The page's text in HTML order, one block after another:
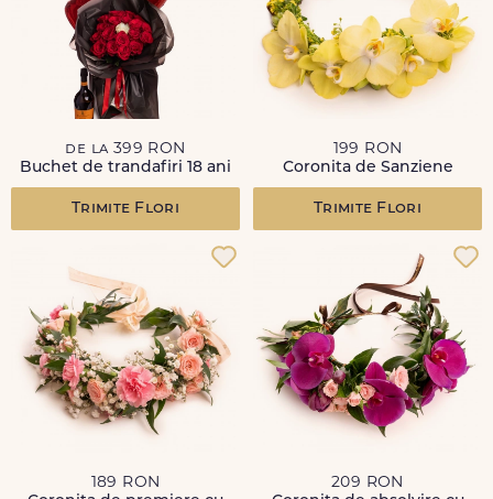
de la 399 RON
Buchet de trandafiri 18 ani
Trimite Flori
199 RON
Coronita de Sanziene
Trimite Flori
189 RON
209 RON